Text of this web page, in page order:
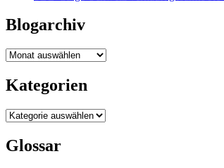
Blogarchiv
Blogarchiv
Kategorien
Kategorien
Glossar